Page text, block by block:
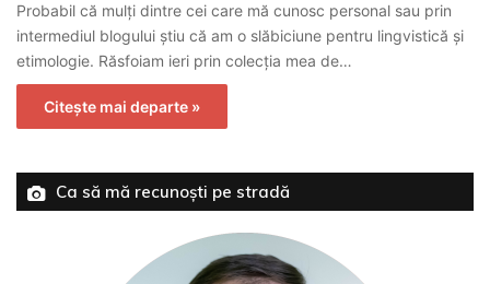
Probabil că mulți dintre cei care mă cunosc personal sau prin
intermediul blogului știu că am o slăbiciune pentru lingvistică și
etimologie. Răsfoiam ieri prin colecția mea de…
Citește mai departe »
Ca să mă recunoști pe stradă